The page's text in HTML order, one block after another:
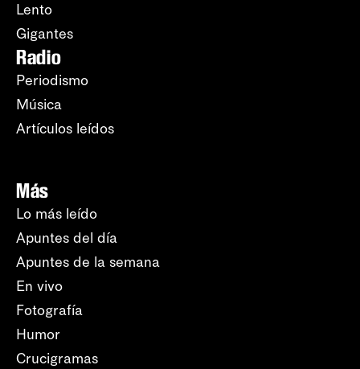
Lento
Gigantes
Radio
Periodismo
Música
Artículos leídos
Más
Lo más leído
Apuntes del día
Apuntes de la semana
En vivo
Fotografía
Humor
Crucigramas